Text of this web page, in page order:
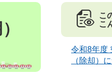
こ
こ
令和8年度
（除却）